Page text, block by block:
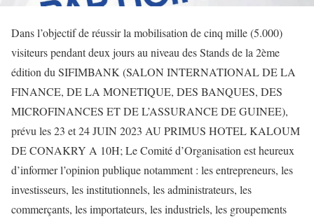
Dans l’objectif de réussir la mobilisation de cinq mille (5.000)
visiteurs pendant deux jours au niveau des Stands de la 2ème
édition du SIFIMBANK (SALON INTERNATIONAL DE LA
FINANCE, DE LA MONETIQUE, DES BANQUES, DES
MICROFINANCES ET DE L’ASSURANCE DE GUINEE),
prévu les 23 et 24 JUIN 2023 AU PRIMUS HOTEL KALOUM
DE CONAKRY A 10H; Le Comité d’Organisation est heureux
d’informer l’opinion publique notamment : les entrepreneurs, les
investisseurs, les institutionnels, les administrateurs, les
commerçants, les importateurs, les industriels, les groupements